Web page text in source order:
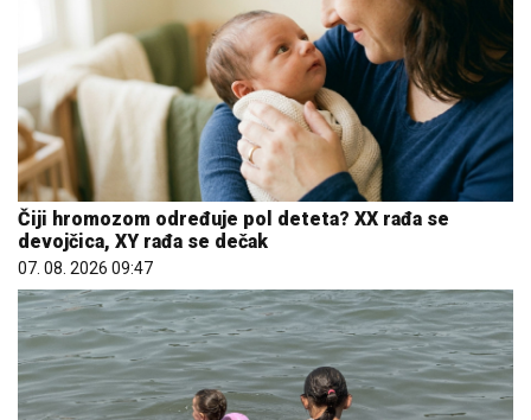
Čiji hromozom određuje pol deteta? XX rađa se
devojčica, XY rađa se dečak
07. 08. 2026 09:47